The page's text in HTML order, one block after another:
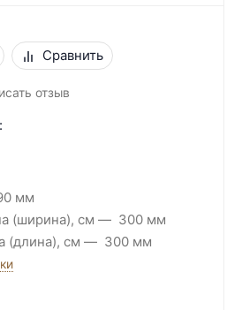
Сравнить
отзыв
мм
(ширина), см
300 мм
(длина), см
300 мм